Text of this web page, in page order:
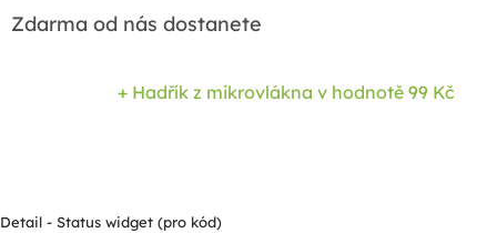
Zdarma od nás dostanete
+ Hadřík z mikrovlákna v hodnotě 99 Kč
Detail - Status widget (pro kód)